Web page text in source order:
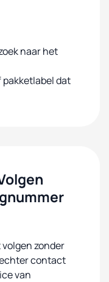
naar het
dat
zonder
contact
van